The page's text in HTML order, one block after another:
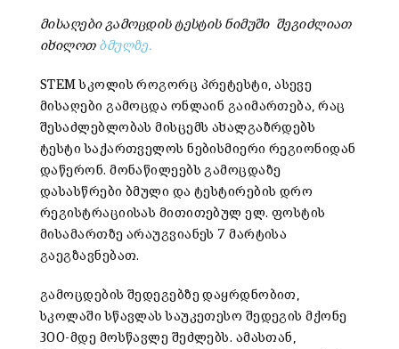
მისაღები გამოცდის ტესტის ნიმუში შეგიძლიათ
იხილოთ ბმულზე.
STEM სკოლის როგორც პრეტესტი, ასევე
მისაღები გამოცდა ონლაინ გაიმართება, რაც
შესაძლებლობას მისცემს ახალგაზრდებს
ტესტი საქართველოს ნებისმიერი რეგიონიდან
დაწერონ. მონაწილეებს გამოცდაზე
დასასწრები ბმული და ტესტირების დრო
რეგისტრაციისას მითითებულ ელ. ფოსტის
მისამართზე არაუგვიანეს 7 მარტისა
გაეგზავნებათ.
გამოცდების შედეგებზე დაყრდნობით,
სკოლაში სწავლას საუკეთესო შედეგის მქონე
300-მდე მოსწავლე შეძლებს. ამასთან,